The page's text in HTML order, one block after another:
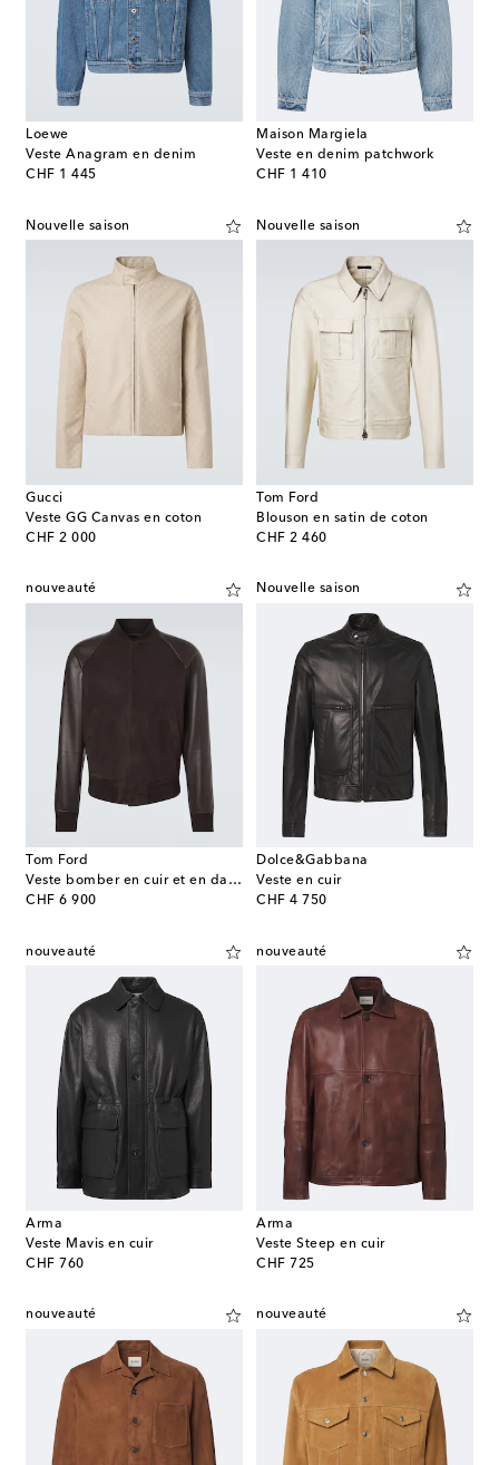
Loewe
Veste Anagram en denim
CHF 1 445
original price
Maison Margiela
Veste en denim patchwork
CHF 1 410
original price
Nouvelle saison
Gucci
Veste GG Canvas en coton
CHF 2 000
original price
Nouvelle saison
Tom Ford
Blouson en satin de coton
CHF 2 460
original price
nouveauté
Tom Ford
Veste bomber en cuir et en daim
CHF 6 900
original price
Nouvelle saison
Dolce&Gabbana
Veste en cuir
CHF 4 750
original price
nouveauté
Arma
Veste Mavis en cuir
CHF 760
original price
nouveauté
Arma
Veste Steep en cuir
CHF 725
original price
nouveauté nouveauté